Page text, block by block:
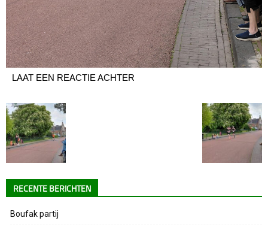
LAAT EEN REACTIE ACHTER
RECENTE BERICHTEN
Boufak partij